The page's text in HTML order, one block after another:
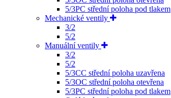
5/3PC střední poloha pod tlakem
Mechanické ventily
3/2
5/2
Manuální ventily
3/2
5/2
5/3CC střední poloha uzavřena
5/3OC střední poloha otevřena
5/3PC střední poloha pod tlakem